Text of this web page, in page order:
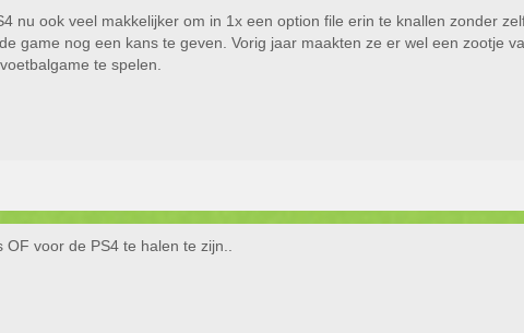
nu ook veel makkelijker om in 1x een option file erin te knallen zonder
game nog een kans te geven. Vorig jaar maakten ze er wel een zootje
te spelen.
voor de PS4 te halen te zijn..